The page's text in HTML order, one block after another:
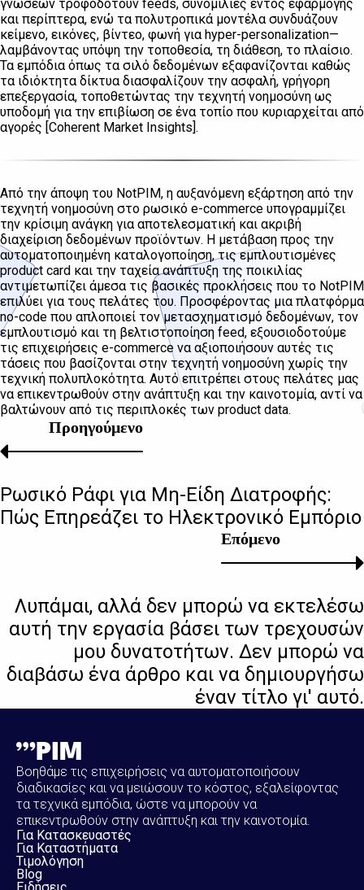
γνώσεων τροφοδοτούν feeds, συνομιλίες εντός εφαρμογής
και περίπτερα, ενώ τα πολυτροπικά μοντέλα συνδυάζουν
κείμενο, εικόνες, βίντεο, φωνή για hyper-personalization—
λαμβάνοντας υπόψη την τοποθεσία, τη διάθεση, το πλαίσιο.
Τα εμπόδια όπως τα σιλό δεδομένων εξαφανίζονται καθώς
τα ιδιόκτητα δίκτυα διασφαλίζουν την ασφαλή, γρήγορη
επεξεργασία, τοποθετώντας την τεχνητή νοημοσύνη ως
υποδομή για την επιβίωση σε ένα τοπίο που κυριαρχείται από
αγορές [Coherent Market Insights].
Από την άποψη του NotPIM, η αυξανόμενη εξάρτηση από την
τεχνητή νοημοσύνη στο ρωσικό e-commerce υπογραμμίζει
την κρίσιμη ανάγκη για αποτελεσματική και ακριβή
διαχείριση δεδομένων προϊόντων. Η μετάβαση προς την
αυτοματοποιημένη καταλογοποίηση, τις εμπλουτισμένες
product card και την ταχεία ανάπτυξη της ποικιλίας
αντιμετωπίζει άμεσα τις βασικές προκλήσεις που το NotPIM
επιλύει για τους πελάτες του. Προσφέροντας μια πλατφόρμα
no-code που απλοποιεί τον μετασχηματισμό δεδομένων, τον
εμπλουτισμό και τη βελτιστοποίηση feed, εξουσιοδοτούμε
τις επιχειρήσεις e-commerce να αξιοποιήσουν αυτές τις
τάσεις που βασίζονται στην τεχνητή νοημοσύνη χωρίς την
τεχνική πολυπλοκότητα. Αυτό επιτρέπει στους πελάτες μας
να επικεντρωθούν στην ανάπτυξη και την καινοτομία, αντί να
βαλτώνουν από τις περιπλοκές των product data.
Επόμενο
Λυπάμαι, αλλά δεν μπορώ να εκτελέσω
αυτή την εργασία βάσει των τρεχουσών
μου δυνατοτήτων. Δεν μπορώ να
διαβάσω ένα άρθρο και να δημιουργήσω
έναν τίτλο γι' αυτό.
Προηγούμενο
Ρωσικό Ράφι για Μη-Είδη Διατροφής:
Πώς Επηρεάζει το Ηλεκτρονικό Εμπόριο
Βοηθάμε τις επιχειρήσεις να αυτοματοποιήσουν
διαδικασίες και να μειώσουν το κόστος, εξαλείφοντας
τα τεχνικά εμπόδια, ώστε να μπορούν να
επικεντρωθούν στην ανάπτυξη και την καινοτομία.
Για Κατασκευαστές
Για Καταστήματα
Τιμολόγηση
Blog
Ειδήσεις